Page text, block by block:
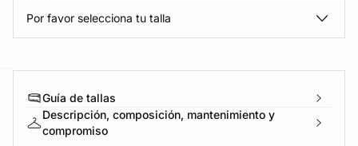
ahora
Por favor selecciona tu talla
Guía de tallas
Descripción, composición, mantenimiento y
compromiso